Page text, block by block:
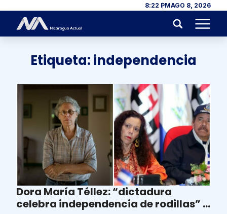
Skip to content 8:22 PMAGO 8, 2026
Menu
Etiqueta:independencia
Dora María Téllez: “dictadura
celebra independencia de rodillas” a